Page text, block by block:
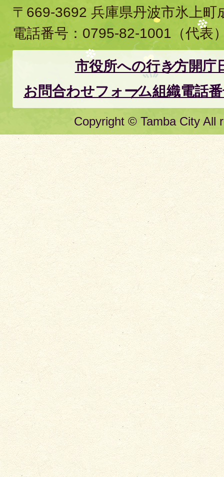
〒669-3692 兵庫県丹波市氷上町
電話番号： 0795-82-1001 （代表
市役所への行き方開庁
お問合わせフォーム組織電話
Copyright © Tamba City All